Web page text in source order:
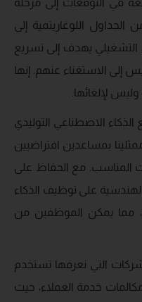
الجداول اللوغاريتمية إلى
التشغيلي يهدف إلى تسريع
إلى الاستغناء عنهم. إنها
لإلغائها.
الذكاء الاصطناعي التوليدي
بمساعدين افتراضيين
المناسب. مع الحفاظ على
على توظيف الذكاء
مما يمكن الموظفين من
التي نعرفها تستخدم
خدمة العملاء، حيث